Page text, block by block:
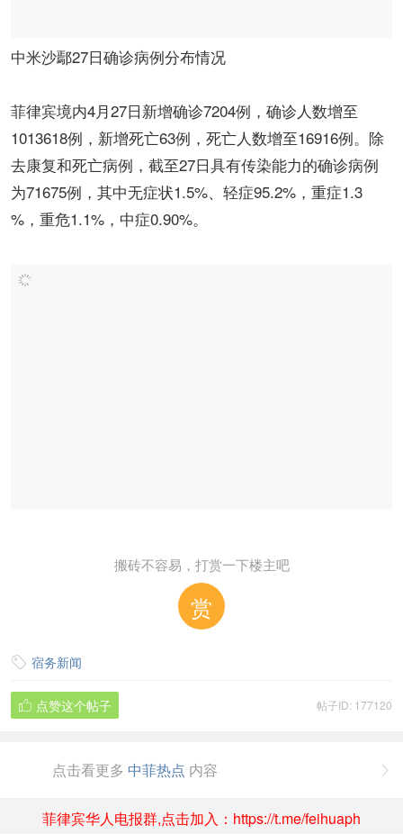
中米沙鄢27日确诊病例分布情况
菲律宾境内4月27日新增确诊7204例，确诊人数增至
1013618例，新增死亡63例，死亡人数增至16916例。除
去康复和死亡病例，截至27日具有传染能力的确诊病例
为71675例，其中无症状1.5%、轻症95.2%，重症1.3
%，重危1.1%，中症0.90%。
搬砖不容易，打赏一下楼主吧
赏
 宿务新闻
帖子ID: 177120
 点赞这个帖子

点击看更多 中菲热点 内容
菲律宾华人电报群,点击加入：https://t.me/feihuaph